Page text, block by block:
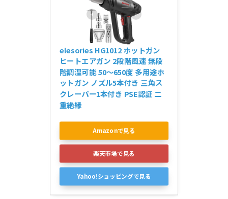
elesories HG1012 ホットガン
ヒートエアガン 2段階風速 無段
階調温可能 50～650度 多用途ホ
ットガン ノズル5本付き 三角ス
クレーパー1本付き PSE認証 二
重絶縁
Amazonで見る
楽天市場で見る
Yahoo!ショッピングで見る